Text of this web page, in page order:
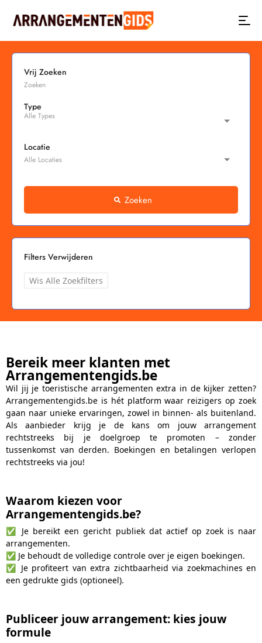
Vrij Zoeken
Type
Locatie
Zoeken
Filters Verwijderen
Wis Alle Zoekfilters
Bereik meer klanten met
Arrangementengids.be
Wil jij je toeristische arrangementen extra in de kijker zetten?
Arrangementengids.be is hét platform waar reizigers op zoek
gaan naar unieke ervaringen, zowel in binnen- als buitenland.
Als aanbieder krijg je de kans om jouw arrangement
rechtstreeks bij je doelgroep te promoten – zonder
tussenkomst van derden. Boekingen en betalingen verlopen
rechtstreeks via jou!
Waarom kiezen voor
Arrangementengids.be?
✅ Je bereikt een gericht publiek dat actief op zoek is naar
arrangementen.
✅ Je behoudt de volledige controle over je eigen boekingen.
✅ Je profiteert van extra zichtbaarheid via zoekmachines en
een gedrukte gids (optioneel).
Publiceer jouw arrangement: kies jouw
formule